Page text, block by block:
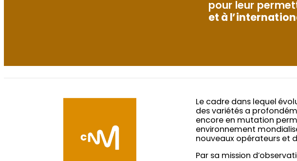
pour leur
et à
Le cadre dans lequel
des variétés a
encore en mutation
environnement
nouveaux opérateurs et
Par sa mission